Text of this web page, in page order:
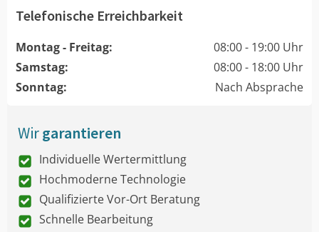
Telefonische Erreichbarkeit
Montag - Freitag:
08:00 - 19:00 Uhr
Samstag:
08:00 - 18:00 Uhr
Sonntag:
Nach Absprache
Wirgarantieren
Individuelle Wertermittlung
Hochmoderne Technologie
Qualifizierte Vor-Ort Beratung
Schnelle Bearbeitung